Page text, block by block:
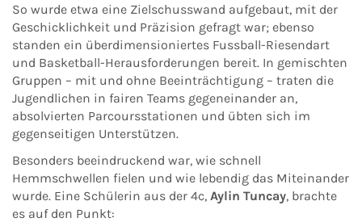
So wurde etwa eine Zielschusswand aufgebaut, mit der
Geschicklichkeit und Präzision gefragt war; ebenso
standen ein überdimensioniertes Fussball-Riesendart
und Basketball-Herausforderungen bereit. In gemischten
Gruppen – mit und ohne Beeinträchtigung – traten die
Jugendlichen in fairen Teams gegeneinander an,
absolvierten Parcoursstationen und übten sich im
gegenseitigen Unterstützen.
Besonders beeindruckend war, wie schnell
Hemmschwellen fielen und wie lebendig das Miteinander
wurde. Eine Schülerin aus der 4c, Aylin Tuncay, brachte
es auf den Punkt: